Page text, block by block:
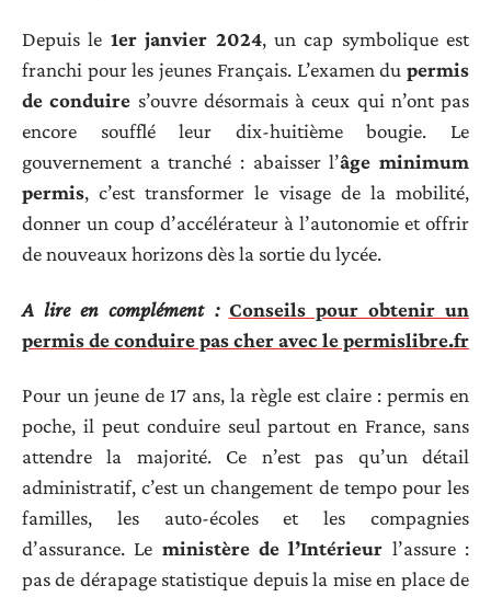
Depuis le 1er janvier 2024, un cap symbolique est
franchi pour les jeunes Français. L’examen du permis
de conduire s’ouvre désormais à ceux qui n’ont pas
encore soufflé leur dix-huitième bougie. Le
gouvernement a tranché : abaisser l’âge minimum
permis, c’est transformer le visage de la mobilité,
donner un coup d’accélérateur à l’autonomie et offrir
de nouveaux horizons dès la sortie du lycée.
A lire en complément : Conseils pour obtenir un
permis de conduire pas cher avec le permislibre.fr
Pour un jeune de 17 ans, la règle est claire : permis en
poche, il peut conduire seul partout en France, sans
attendre la majorité. Ce n’est pas qu’un détail
administratif, c’est un changement de tempo pour les
familles, les auto-écoles et les compagnies
d’assurance. Le ministère de l’Intérieur l’assure :
pas de dérapage statistique depuis la mise en place de